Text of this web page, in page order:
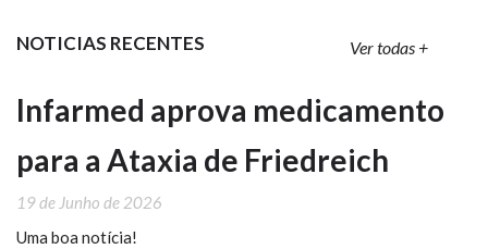
NOTICIAS RECENTES Ver todas +
Infarmed aprova medicamento
para a Ataxia de Friedreich
19 de Junho de 2026
Uma boa notícia!